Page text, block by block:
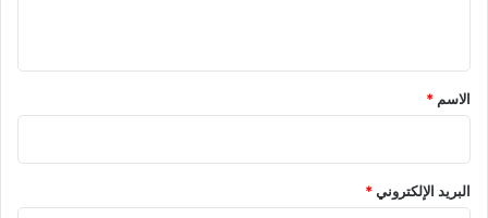
*
الاسم *
البريد الإلكتروني*